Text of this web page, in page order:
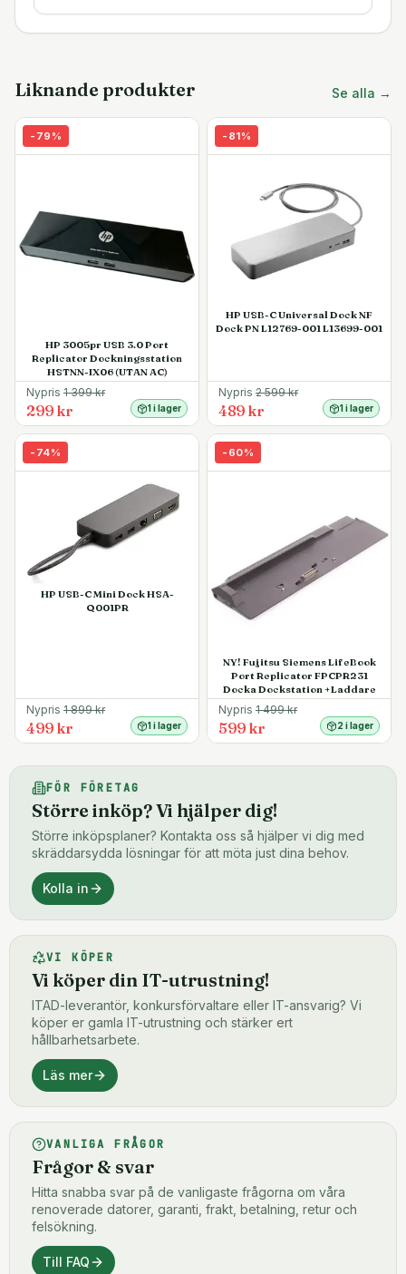
Liknande produkter Se alla →
- 79 %
HP 3005pr USB 3.0 Port
Replicator Dockningsstation
HSTNN-IX06 (UTAN AC)
Nypris 1 399kr
299 kr 1 i lager
- 81%
HP USB-C Universal Dock NF
Dock PN L12769-001 L13699-001
Nypris 2 599kr
489 kr 1 i lager
- 74%
HP USB-C Mini Dock HSA-
Q001PR
Nypris 1 899kr
499 kr 1 i lager
- 60%
NY! Fujitsu Siemens LifeBook
Port Replicator FPCPR231
Docka Dockstation +Laddare
Nypris 1 499kr
599 kr 2 i lager
FÖR FÖRETAG
Större inköp? Vi hjälper dig!
Större inköpsplaner? Kontakta oss så hjälper vi dig med
skräddarsydda lösningar för att möta just dina behov.
Kolla in
VI KÖPER
Vi köper din IT-utrustning!
ITAD-leverantör, konkursförvaltare eller IT-ansvarig? Vi
köper er gamla IT-utrustning och stärker ert
hållbarhetsarbete.
Läs mer
VANLIGA FRÅGOR
Frågor & svar
Hitta snabba svar på de vanligaste frågorna om våra
renoverade datorer, garanti, frakt, betalning, retur och
felsökning.
Till FAQ